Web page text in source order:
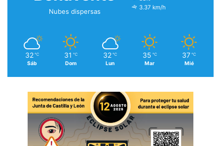
Nubes dispersas
3.37 km/h
32 ℃
Sáb
31 ℃
Dom
32 ℃
Lun
35 ℃
Mar
37 ℃
Mié